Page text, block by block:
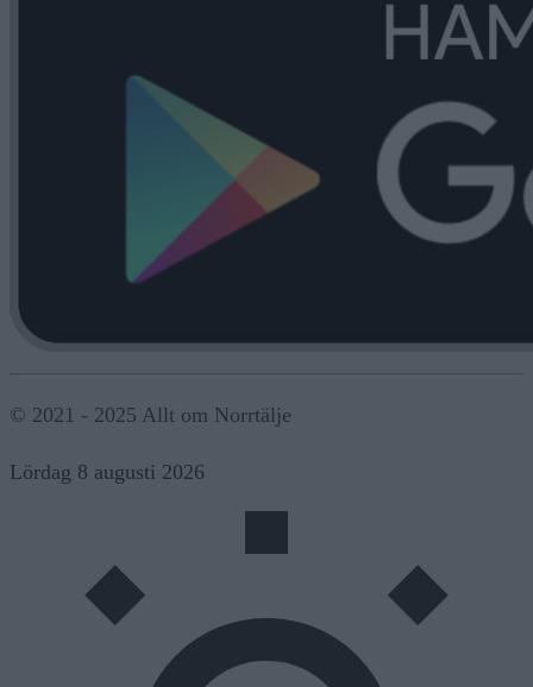
© 2021 - 2025 Allt om Norrtälje
Lördag 8 augusti 2026